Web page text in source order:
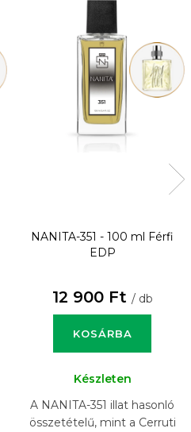
NANITA-351 - 100 ml
Férfi
EDP
12 900 Ft / db
KOSÁRBA
Készleten
A NANITA-351 illat hasonló
összetételű, mint a Cerruti